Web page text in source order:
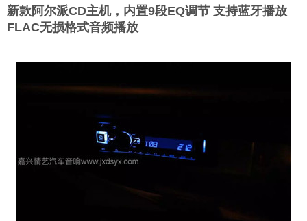
新款阿尔派CD主机，内置9段EQ调节 支持蓝牙播放
FLAC无损格式音频播放